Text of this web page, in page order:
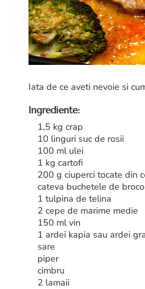
Iata de ce aveti nevoie si
Ingrediente:
1,5 kg crap
10 linguri suc de rosii
100 ml ulei
1 kg cartofi
200 g ciuperci tocate din
cateva buchetele de
1 tulpina de telina
2 cepe de marime medie
150 ml vin
1 ardei kapia sau ardei
sare
piper
cimbru
2 lamaii